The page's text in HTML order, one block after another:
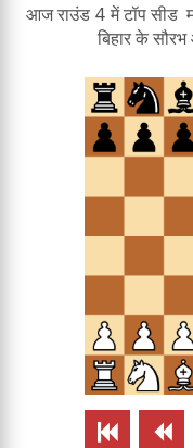
आज राउंड 4 में टॉप सीड
बिहार के
 